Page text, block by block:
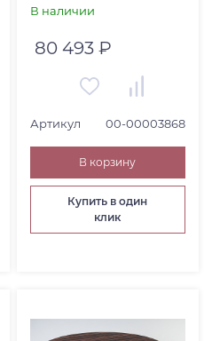
В наличии
80 493 ₽
Артикул 00-00003868
В корзину
Купить в один
клик